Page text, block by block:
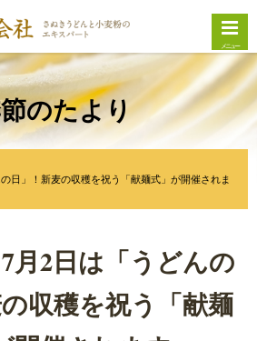
メニュー
のたより
日」！新麦の収穫を祝う「献麺式」が開催されま
月2日は「うどんの
収穫を祝う「献麺